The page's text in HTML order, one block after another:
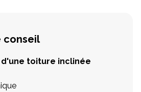
conseil
toiture inclinée